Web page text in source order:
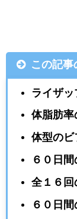
この記事
ライザ
体脂肪率
体型のビ
６０日
全１６回
６０日